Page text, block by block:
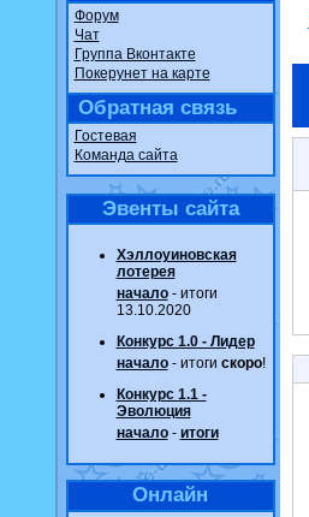
Форум
Чат
Группа Вконтакте
Покерунет на карте
Обратная связь
Гостевая
Команда сайта
Эвенты сайта
Хэллоуиновская
лотерея
начало- итоги
13.10.2020
Конкурс 1.0 - Лидер
начало- итоги скоро!
Конкурс 1.1 -
Эволюция
начало- итоги
Онлайн